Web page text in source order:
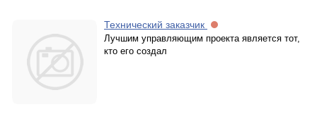
Технический заказчик
Лучшим управляющим проекта является тот,
кто его создал